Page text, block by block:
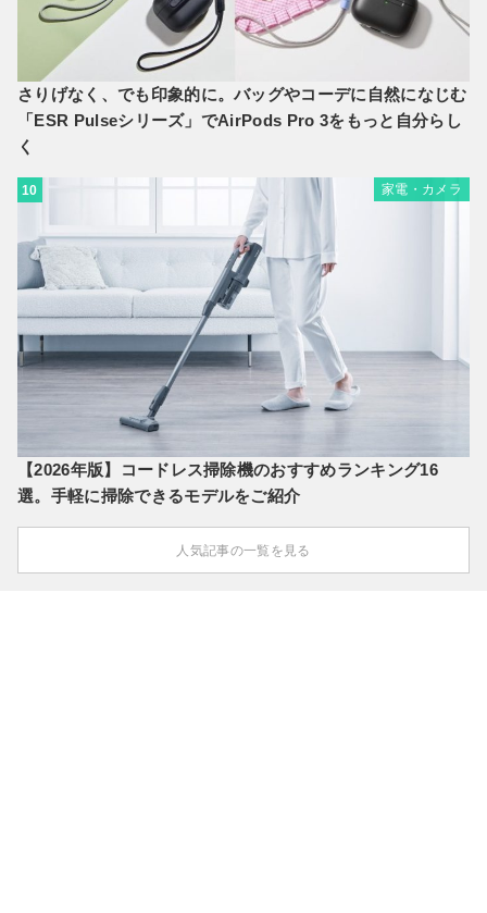
さりげなく、でも印象的に。バッグやコーデに自然になじむ
「ESR Pulseシリーズ」でAirPods Pro 3をもっと自分らし
く
10 家電・カメラ
【2026年版】コードレス掃除機のおすすめランキング16
選。手軽に掃除できるモデルをご紹介
人気記事の一覧を見る